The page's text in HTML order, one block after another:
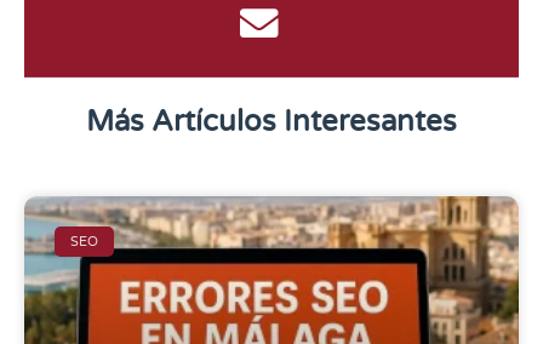
Más Artículos Interesantes
SEO